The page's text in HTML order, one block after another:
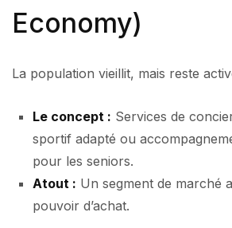
Economy)
La population vieillit, mais reste
Le concept : Services de
sportif adapté ou
pour les seniors.
Atout : Un segment de marché
pouvoir d’achat.